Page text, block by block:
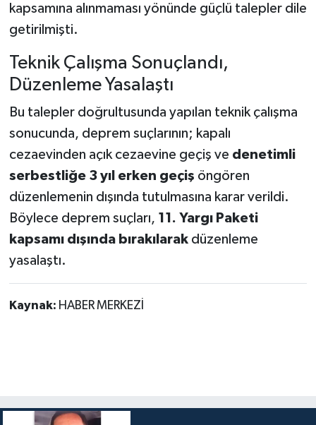
kapsamına alınmaması yönünde güçlü talepler dile
getirilmişti.
Teknik Çalışma Sonuçlandı,
Düzenleme Yasalaştı
Bu talepler doğrultusunda yapılan teknik çalışma
sonucunda, deprem suçlarının; kapalı
cezaevinden açık cezaevine geçiş ve denetimli
serbestliğe 3 yıl erken geçiş öngören
düzenlemenin dışında tutulmasına karar verildi.
Böylece deprem suçları, 11. Yargı Paketi
kapsamı dışında bırakılarakdüzenleme
yasalaştı.
Kaynak: HABER MERKEZİ